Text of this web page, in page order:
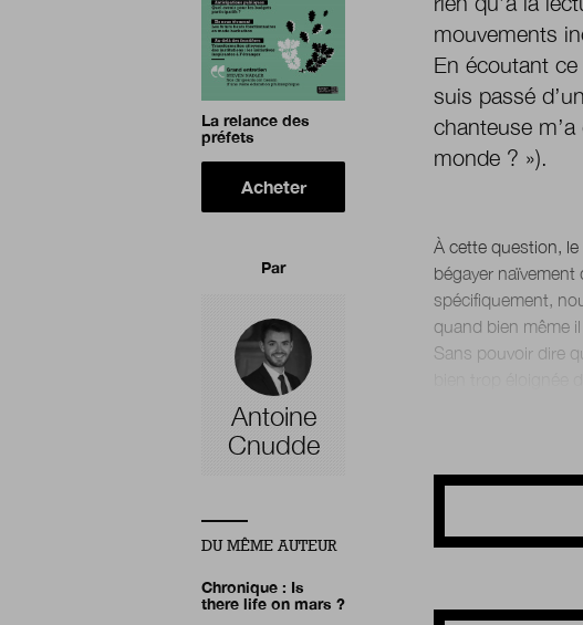
mouvements
En écoutant
suis passé
chanteuse
monde ? »).
À cette question,
bégayer
spécifiquement,
quand bien même
Sans pouvoir dire
La relance des
préfets
Acheter
Par
Antoine
Cnudde
DU MÊME AUTEUR
Chronique : Is
there life on mars ?